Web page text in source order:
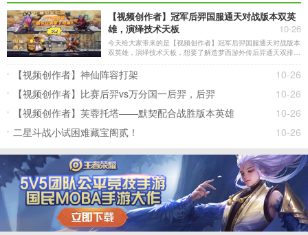
【视频创作者】冠军后羿国服通天对战版本双英
雄，演绎技术天板
10-26
今天给大家带来的是【视频创作者】冠军后羿国服通天对战版本
双英雄，演绎技术天板，想要了解造梦西游外传后羿通天双排的
10-26
【视频创作者】神仙阵容打架
10-26
【视频创作者】比赛后羿vs万分国一后羿，后羿
10-26
【视频创作者】芙蓉托塔——默契配合战胜版本英雄
10-26
二星斗战小试困难藏宝阁贰！